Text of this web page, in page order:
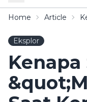
Home Article
Eksplor